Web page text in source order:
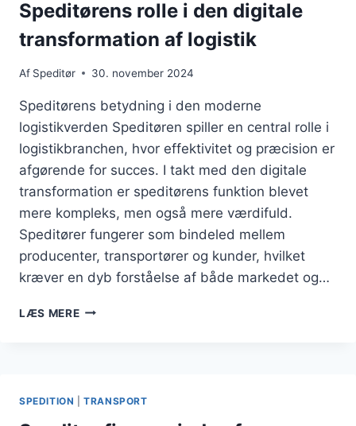
Speditørens rolle i den digitale
transformation af logistik
Af Speditør 30. november 2024
Speditørens betydning i den moderne
logistikverden Speditøren spiller en central rolle i
logistikbranchen, hvor effektivitet og præcision er
afgørende for succes. I takt med den digitale
transformation er speditørens funktion blevet
mere kompleks, men også mere værdifuld.
Speditører fungerer som bindeled mellem
producenter, transportører og kunder, hvilket
kræver en dyb forståelse af både markedet og…
LÆS MERESPEDITØRENS
TRANSFORMATION
AF
SPEDITION |TRANSPORT